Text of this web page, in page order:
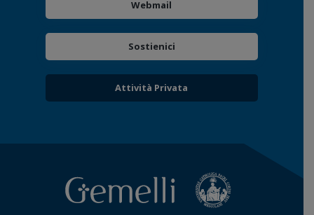
Webmail
Sostienici
Attività Privata